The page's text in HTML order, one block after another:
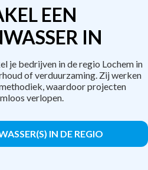
EEN
IN
je bedrijven in de regio Lochem in
of verduurzaming. Zij werken
waardoor projecten
verlopen.
IN DE REGIO